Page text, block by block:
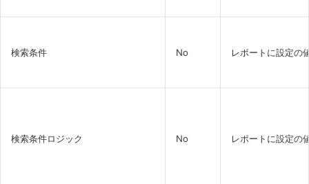
検索条件 No レポートに設定の
検索条件ロジック No レポートに設定の